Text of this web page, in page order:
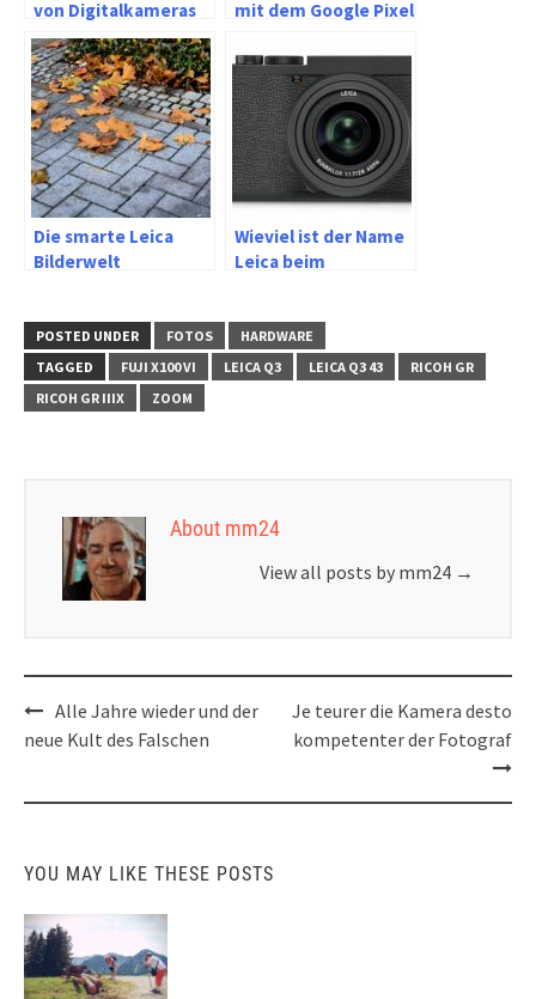
von Digitalkameras
mit Sucher links
mit dem Google Pixel
Die smarte Leica
Bilderwelt
Wieviel ist der Name
Leica beim
POSTED UNDER FOTOS
HARDWARE
TAGGED
FUJI X100 VI LEICA Q3 LEICA Q3 43
RICOH GR
RICOH GR IIIX
ZOOM
About mm24
View all posts by mm24 →
Post
navigation
Alle Jahre wieder und der
neue Kult des Falschen
Je teurer die Kamera desto
kompetenter der Fotograf
YOU MAY LIKE THESE POSTS